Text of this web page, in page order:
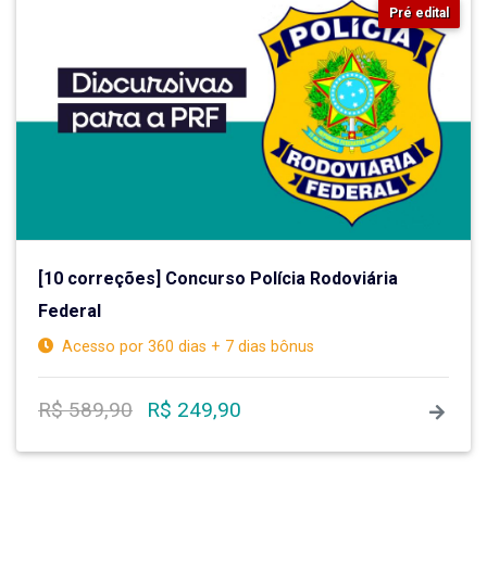
Pré edital
[10 correções] Concurso Polícia Rodoviária
Federal
Acesso por 360 dias + 7 dias bônus
R$ 589,90 R$ 249,90